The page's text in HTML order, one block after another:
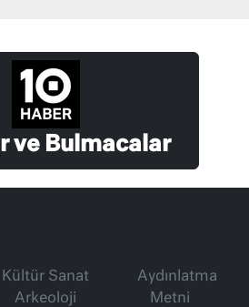
ve Bulmacalar
Kültür Sanat
Arkeoloji
Aydınlatma
Metni